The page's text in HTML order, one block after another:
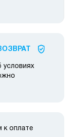
условиях
к оплате